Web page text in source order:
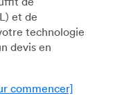
et de
technologie
devis en
commencer]